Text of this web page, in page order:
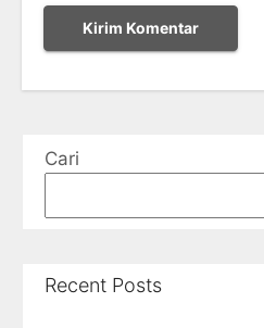
Cari
Recent Posts